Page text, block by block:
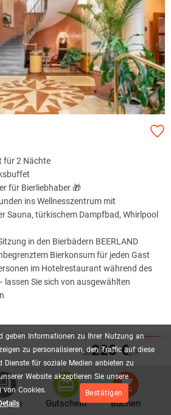
geben Informationen zu Ihrer Nutzung an
zu personalisieren, den Traffic auf diese
Dienste für soziale Medien anbieten zu
Website akzeptieren Sie unsere
von Cookies.
Bestätigen
ab228 €p.P.
Gutschein Buchen
für 2 Nächte
für Bierliebhaber 🎁
ins Wellnesszentrum mit
Sauna, türkischem Dampfbad, Whirlpool
in den Bierbädern BEERLAND
Bierkonsum für jeden Gast
im Hotelrestaurant während des
Sie sich von ausgewählten
€P.P.